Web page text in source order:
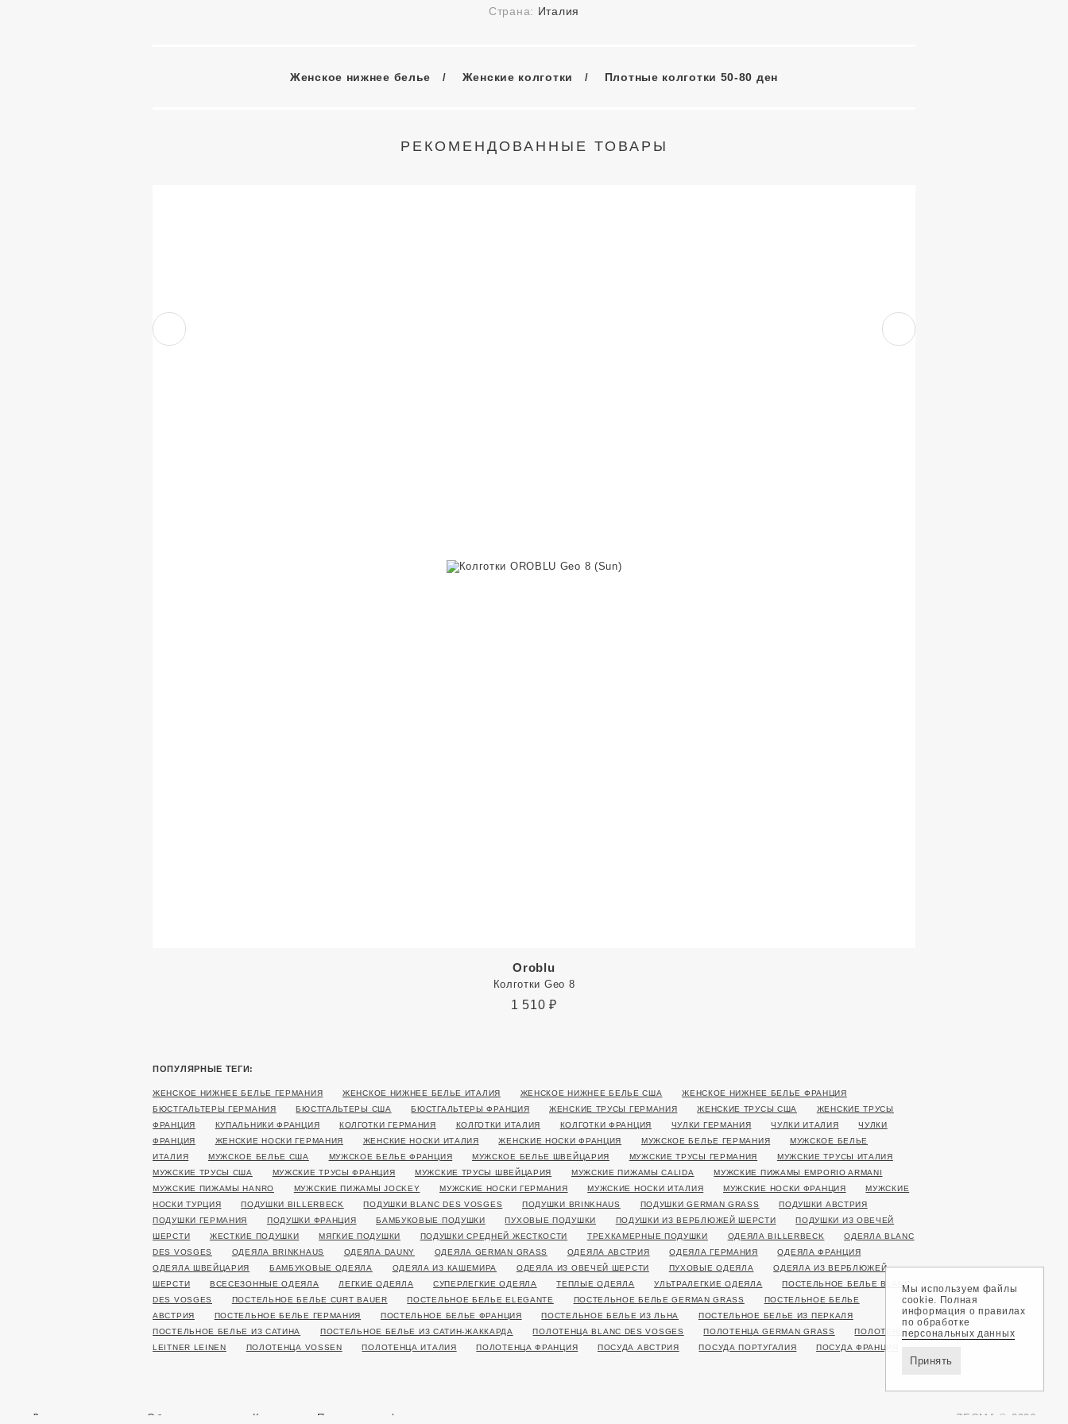
Страна: Италия
Женское нижнее белье Женские колготки Плотные колготки 50-80 ден
РЕКОМЕНДОВАННЫЕ ТОВАРЫ
Oroblu
Колготки Geo 8
1 510 ₽
ПОПУЛЯРНЫЕ ТЕГИ:
ЖЕНСКОЕ НИЖНЕЕ БЕЛЬЕ ГЕРМАНИЯ ЖЕНСКОЕ НИЖНЕЕ БЕЛЬЕ ИТАЛИЯ ЖЕНСКОЕ НИЖНЕЕ БЕЛЬЕ США
ЖЕНСКОЕ НИЖНЕЕ БЕЛЬЕ ФРАНЦИЯ
БЮСТГАЛЬТЕРЫ ГЕРМАНИЯ
БЮСТГАЛЬТЕРЫ США БЮСТГАЛЬТЕРЫ ФРАНЦИЯ ЖЕНСКИЕ ТРУСЫ ГЕРМАНИЯ ЖЕНСКИЕ ТРУСЫ США
ЖЕНСКИЕ ТРУСЫ
ФРАНЦИЯ
КУПАЛЬНИКИ ФРАНЦИЯ КОЛГОТКИ ГЕРМАНИЯ КОЛГОТКИ ИТАЛИЯ КОЛГОТКИ ФРАНЦИЯ ЧУЛКИ ГЕРМАНИЯ ЧУЛКИ ИТАЛИЯ
ЧУЛКИ
ФРАНЦИЯ
ЖЕНСКИЕ НОСКИ ГЕРМАНИЯ ЖЕНСКИЕ НОСКИ ИТАЛИЯ ЖЕНСКИЕ НОСКИ ФРАНЦИЯ МУЖСКОЕ БЕЛЬЕ ГЕРМАНИЯ
МУЖСКОЕ БЕЛЬЕ
ИТАЛИЯ
МУЖСКОЕ БЕЛЬЕ США МУЖСКОЕ БЕЛЬЕ ФРАНЦИЯ МУЖСКОЕ БЕЛЬЕ ШВЕЙЦАРИЯ МУЖСКИЕ ТРУСЫ ГЕРМАНИЯ
МУЖСКИЕ ТРУСЫ ИТАЛИЯ
МУЖСКИЕ ТРУСЫ США
МУЖСКИЕ ТРУСЫ ФРАНЦИЯ МУЖСКИЕ ТРУСЫ ШВЕЙЦАРИЯ МУЖСКИЕ ПИЖАМЫ CALIDA
МУЖСКИЕ ПИЖАМЫ EMPORIO ARMANI
МУЖСКИЕ ПИЖАМЫ HANRO
МУЖСКИЕ ПИЖАМЫ JOCKEY МУЖСКИЕ НОСКИ ГЕРМАНИЯ МУЖСКИЕ НОСКИ ИТАЛИЯ МУЖСКИЕ НОСКИ ФРАНЦИЯ
МУЖСКИЕ
НОСКИ ТУРЦИЯ
ПОДУШКИ BILLERBECK ПОДУШКИ BLANC DES VOSGES ПОДУШКИ BRINKHAUS ПОДУШКИ GERMAN GRASS
ПОДУШКИ АВСТРИЯ
ПОДУШКИ ГЕРМАНИЯ
ПОДУШКИ ФРАНЦИЯ БАМБУКОВЫЕ ПОДУШКИ ПУХОВЫЕ ПОДУШКИ ПОДУШКИ ИЗ ВЕРБЛЮЖЕЙ ШЕРСТИ
ПОДУШКИ ИЗ ОВЕЧЕЙ
ШЕРСТИ
ЖЕСТКИЕ ПОДУШКИ МЯГКИЕ ПОДУШКИ ПОДУШКИ СРЕДНЕЙ ЖЕСТКОСТИ ТРЕХКАМЕРНЫЕ ПОДУШКИ ОДЕЯЛА BILLERBECK
ОДЕЯЛА BLANC
DES VOSGES
ОДЕЯЛА BRINKHAUS ОДЕЯЛА DAUNY ОДЕЯЛА GERMAN GRASS ОДЕЯЛА АВСТРИЯ ОДЕЯЛА ГЕРМАНИЯ
ОДЕЯЛА ФРАНЦИЯ
ОДЕЯЛА ШВЕЙЦАРИЯ
БАМБУКОВЫЕ ОДЕЯЛА ОДЕЯЛА ИЗ КАШЕМИРА ОДЕЯЛА ИЗ ОВЕЧЕЙ ШЕРСТИ ПУХОВЫЕ ОДЕЯЛА
ОДЕЯЛА ИЗ ВЕРБЛЮЖЕЙ
ШЕРСТИ
ВСЕСЕЗОННЫЕ ОДЕЯЛА ЛЕГКИЕ ОДЕЯЛА СУПЕРЛЕГКИЕ ОДЕЯЛА ТЕПЛЫЕ ОДЕЯЛА УЛЬТРАЛЕГКИЕ ОДЕЯЛА
ПОСТЕЛЬНОЕ БЕЛЬЕ BLANC
DES VOSGES
ПОСТЕЛЬНОЕ БЕЛЬЕ CURT BAUER ПОСТЕЛЬНОЕ БЕЛЬЕ ELEGANTE ПОСТЕЛЬНОЕ БЕЛЬЕ GERMAN GRASS
ПОСТЕЛЬНОЕ БЕЛЬЕ
АВСТРИЯ
ПОСТЕЛЬНОЕ БЕЛЬЕ ГЕРМАНИЯ ПОСТЕЛЬНОЕ БЕЛЬЕ ФРАНЦИЯ ПОСТЕЛЬНОЕ БЕЛЬЕ ИЗ ЛЬНА
ПОСТЕЛЬНОЕ БЕЛЬЕ ИЗ ПЕРКАЛЯ
ПОСТЕЛЬНОЕ БЕЛЬЕ ИЗ САТИНА
ПОСТЕЛЬНОЕ БЕЛЬЕ ИЗ САТИН-ЖАККАРДА ПОЛОТЕНЦА BLANC DES VOSGES ПОЛОТЕНЦА GERMAN GRASS
ПОЛОТЕНЦА
LEITNER LEINEN
ПОЛОТЕНЦА VOSSEN ПОЛОТЕНЦА ИТАЛИЯ ПОЛОТЕНЦА ФРАНЦИЯ ПОСУДА АВСТРИЯ ПОСУДА ПОРТУГАЛИЯ ПОСУДА ФРАНЦИЯ
Доставка и оплата Обмен и возврат Контакты Политика конфиденциальности ZEGMA © 2026
Мы используем файлы
cookie. Полная
информация о правилах
по обработке
персональных данных
Принять